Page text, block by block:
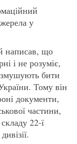
у
написав, що
і не розуміє,
змушують бити
Тому він
документи,
частини,
22-ї